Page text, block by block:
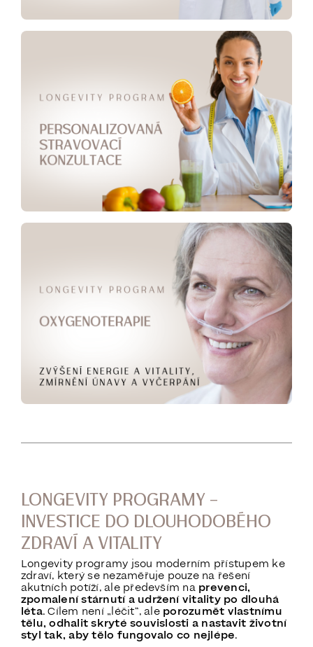
LONGEVITY PROGRAMY –
INVESTICE DO DLOUHODOBÉHO
ZDRAVÍ A VITALITY
Longevity programy jsou moderním přístupem ke
zdraví, který se nezaměřuje pouze na řešení
akutních potíží, ale především na prevenci,
zpomalení stárnutí a udržení vitality po dlouhá
léta. Cílem není „léčit“, ale porozumět vlastnímu
tělu, odhalit skryté souvislosti a nastavit životní
styl tak, aby tělo fungovalo co nejlépe.